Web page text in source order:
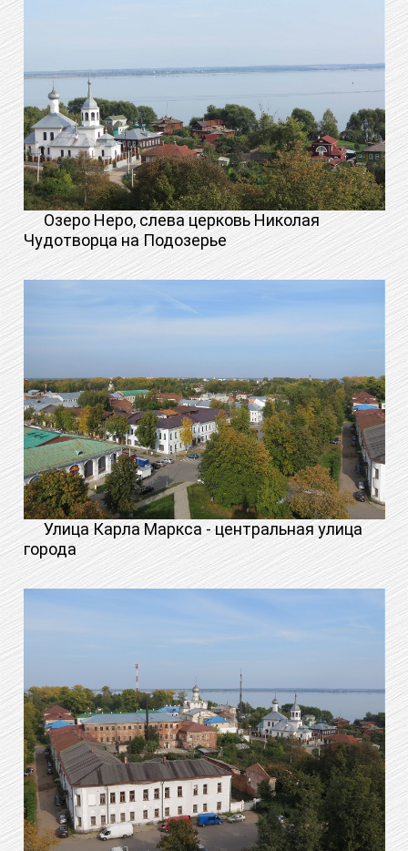
Озеро Неро, слева церковь Николая
Чудотворца на Подозерье
Улица Карла Маркса - центральная улица
города